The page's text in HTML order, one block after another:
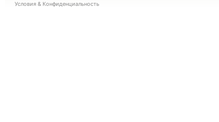
Условия & Конфиденциальность